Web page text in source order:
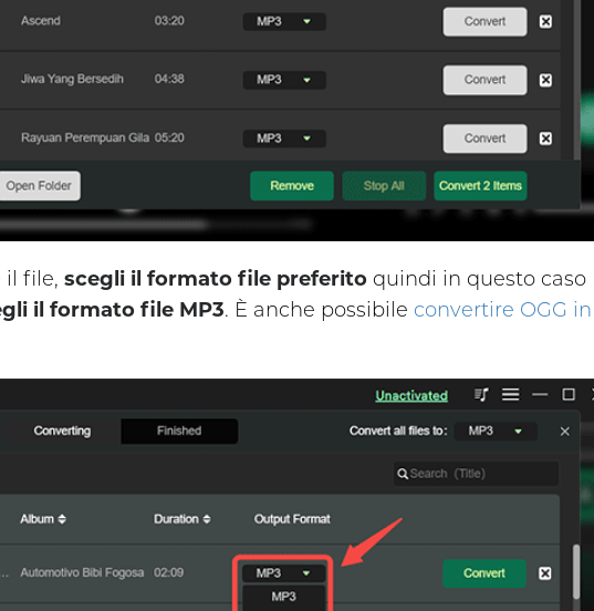
il file, scegli il formato file preferito quindi in questo caso
il formato file MP3. È anche possibile convertire OGG in